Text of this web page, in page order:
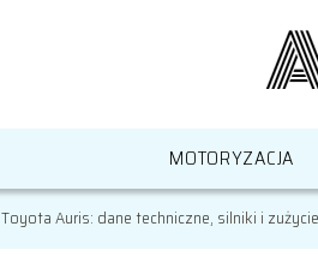
MOTORYZACJA
Toyota Auris: dane techniczne, silniki i